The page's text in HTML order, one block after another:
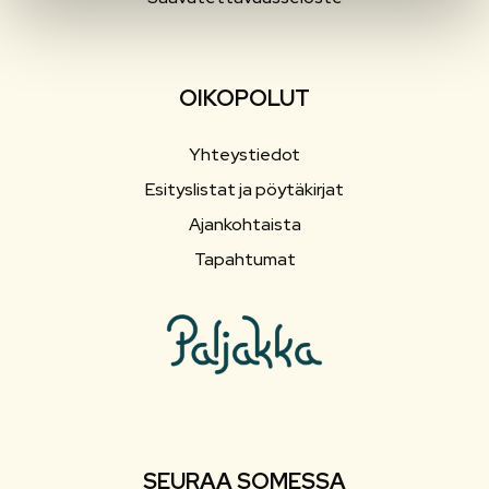
OIKOPOLUT
Yhteystiedot
Esityslistat ja pöytäkirjat
Ajankohtaista
Tapahtumat
SEURAA SOMESSA